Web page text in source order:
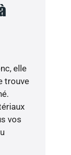
elle
trouve
vos